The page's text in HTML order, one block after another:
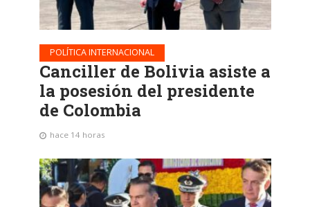
POLÍTICA INTERNACIONAL
Canciller de Bolivia asiste a
la posesión del presidente
de Colombia
hace 14 horas